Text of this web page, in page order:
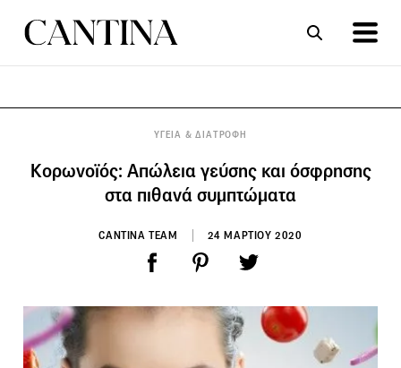
ΥΓΕΙΑ & ΔΙΑΤΡΟΦΗ
Κορωνοϊός: Απώλεια γεύσης και όσφρησης
στα πιθανά συμπτώματα
CANTINA TEAM 24 ΜΑΡΤΙΟΥ 2020